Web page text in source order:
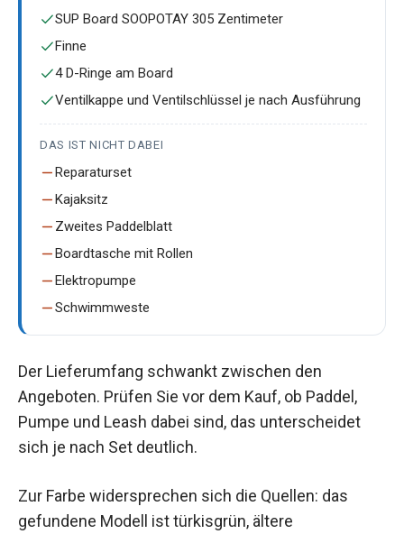
SUP Board SOOPOTAY 305 Zentimeter
Finne
4 D-Ringe am Board
Ventilkappe und Ventilschlüssel je nach Ausführung
DAS IST NICHT DABEI
Reparaturset
Kajaksitz
Zweites Paddelblatt
Boardtasche mit Rollen
Elektropumpe
Schwimmweste
Der Lieferumfang schwankt zwischen den
Angeboten. Prüfen Sie vor dem Kauf, ob Paddel,
Pumpe und Leash dabei sind, das unterscheidet
sich je nach Set deutlich.
Zur Farbe widersprechen sich die Quellen: das
gefundene Modell ist türkisgrün, ältere